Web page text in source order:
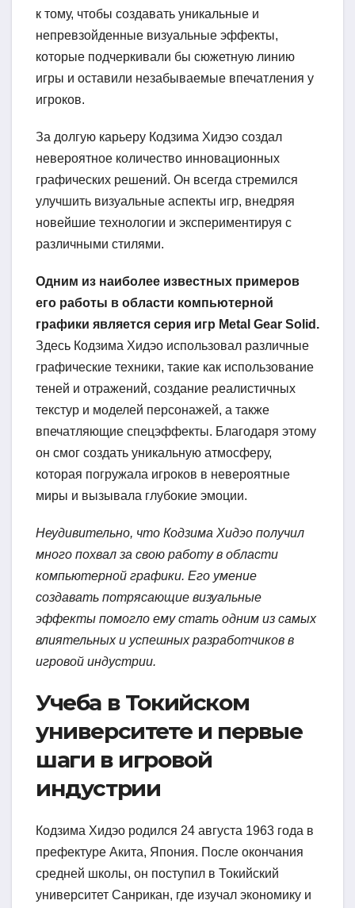
к тому, чтобы создавать уникальные и
непревзойденные визуальные эффекты,
которые подчеркивали бы сюжетную линию
игры и оставили незабываемые впечатления у
игроков.
За долгую карьеру Кодзима Хидэо создал
невероятное количество инновационных
графических решений. Он всегда стремился
улучшить визуальные аспекты игр, внедряя
новейшие технологии и экспериментируя с
различными стилями.
Одним из наиболее известных примеров
его работы в области компьютерной
графики является серия игр Metal Gear Solid.
Здесь Кодзима Хидэо использовал различные
графические техники, такие как использование
теней и отражений, создание реалистичных
текстур и моделей персонажей, а также
впечатляющие спецэффекты. Благодаря этому
он смог создать уникальную атмосферу,
которая погружала игроков в невероятные
миры и вызывала глубокие эмоции.
Неудивительно, что Кодзима Хидэо получил
много похвал за свою работу в области
компьютерной графики. Его умение
создавать потрясающие визуальные
эффекты помогло ему стать одним из самых
влиятельных и успешных разработчиков в
игровой индустрии.
Учеба в Токийском
университете и первые
шаги в игровой
индустрии
Кодзима Хидэо родился 24 августа 1963 года в
префектуре Акита, Япония. После окончания
средней школы, он поступил в Токийский
университет Санрикан, где изучал экономику и